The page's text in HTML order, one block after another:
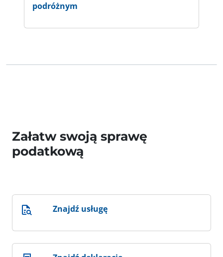
podróżnym
Załatw swoją sprawę
podatkową
Znajdź usługę